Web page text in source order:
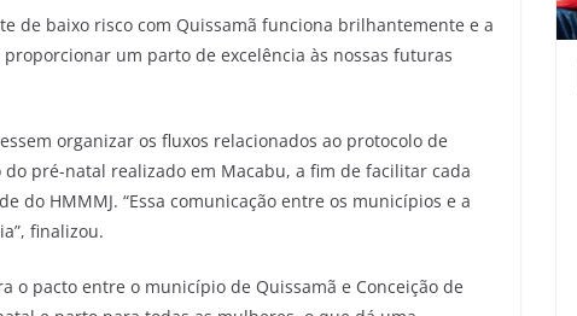
de baixo risco com Quissamã funciona brilhantemente e a
um parto de excelência às nossas futuras
organizar os fluxos relacionados ao protocolo de
pré-natal realizado em Macabu, a fim de facilitar cada
do HMMMJ. “Essa comunicação entre os municípios e a
finalizou.
o pacto entre o município de Quissamã e Conceição de